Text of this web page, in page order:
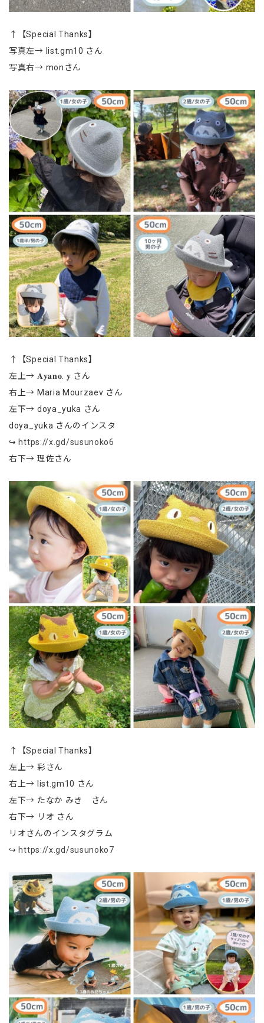
↑【Special Thanks】
写真左→ list.gm10 さん
写真右→ monさん
↑【Special Thanks】
左上→ 𝐀𝐲𝐚𝐧𝐨. 𝐲 さん
右上→ Maria Mourzaev さん
左下→ doya_yuka さん
doya_yuka さんのインスタ
↪https://x.gd/susunoko6
右下→ 理佐さん
↑【Special Thanks】
左上→ 彩さん
右上→ list.gm10 さん
左下→ たなか みき さん
右下→ リオ さん
リオさんのインスタグラム
↪https://x.gd/susunoko7